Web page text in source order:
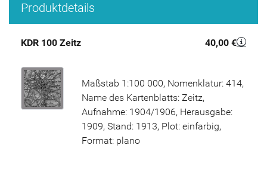
Produktdetails
KDR 100 Zeitz 40,00 €
Maßstab 1:100 000, Nomenklatur: 414,
Name des Kartenblatts: Zeitz,
Aufnahme: 1904/1906, Herausgabe:
1909, Stand: 1913, Plot: einfarbig,
Format: plano